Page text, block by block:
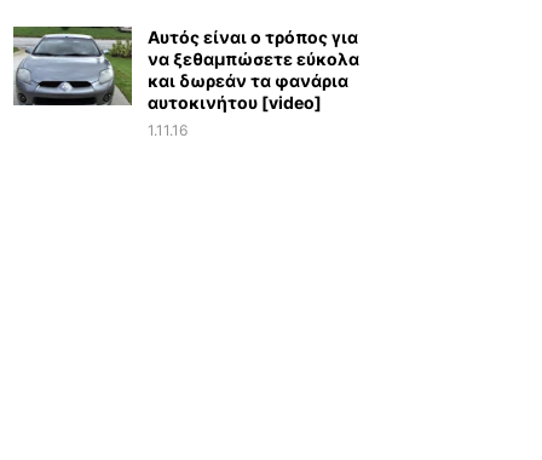
Αυτός είναι ο τρόπος για
να ξεθαμπώσετε εύκολα
και δωρεάν τα φανάρια
αυτοκινήτου [video]
1.11.16